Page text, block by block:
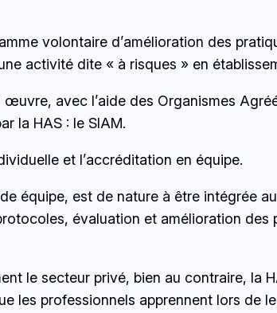
volontaire d’amélioration des
activité dite « à risques » en
avec l’aide des Organismes
la HAS : le SIAM.
et l’accréditation en équipe.
équipe, est de nature à être intégrée
évaluation et amélioration des
le secteur privé, bien au contraire, la
les professionnels apprennent lors